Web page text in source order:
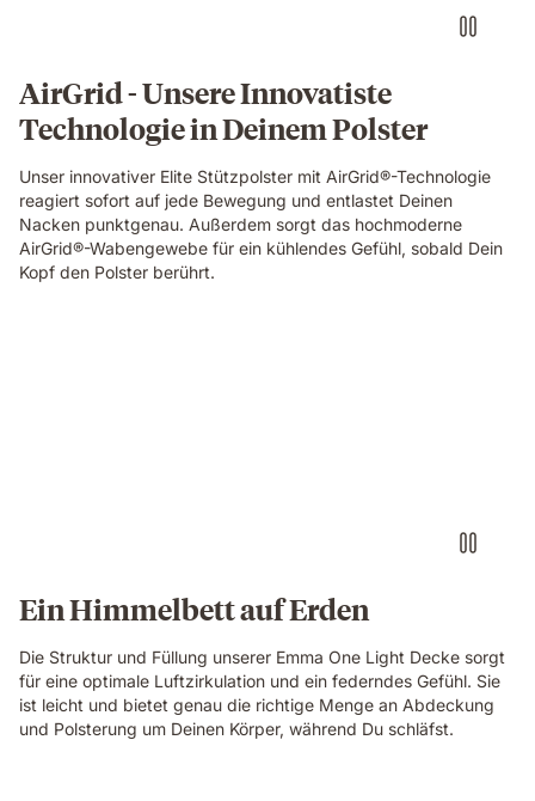
AirGrid - Unsere Innovatiste
Technologie in Deinem Polster
Unser innovativer Elite Stützpolster mit AirGrid®-Technologie
reagiert sofort auf jede Bewegung und entlastet Deinen
Nacken punktgenau. Außerdem sorgt das hochmoderne
AirGrid®-Wabengewebe für ein kühlendes Gefühl, sobald Dein
Kopf den Polster berührt.
Ein Himmelbett auf Erden
Die Struktur und Füllung unserer Emma One Light Decke sorgt
für eine optimale Luftzirkulation und ein federndes Gefühl. Sie
ist leicht und bietet genau die richtige Menge an Abdeckung
und Polsterung um Deinen Körper, während Du schläfst.